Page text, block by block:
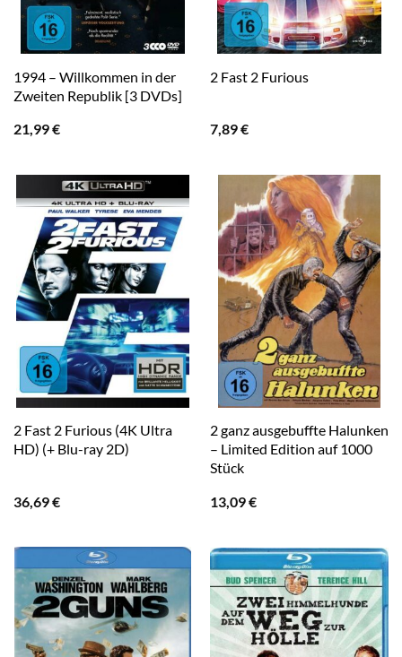
1994 – Willkommen in der
Zweiten Republik [3 DVDs]
21,99€
2 Fast 2 Furious
7,89€
2 Fast 2 Furious (4K Ultra
HD) (+ Blu-ray 2D)
36,69€
2 ganz ausgebuffte Halunken
– Limited Edition auf 1000
Stück
13,09€